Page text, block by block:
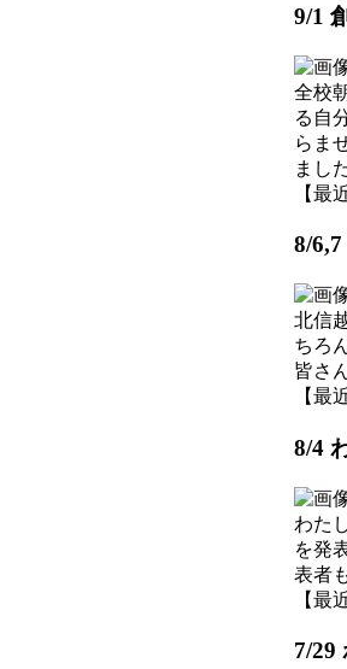
9/1
全校
る自
らま
まし
【最
8/
北信
ちろ
皆さ
【最
8/4
わた
を発
表者
【最
7/29